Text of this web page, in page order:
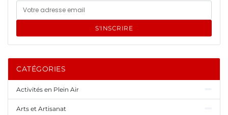
S'INSCRIRE
CATÉGORIES
Activités en Plein Air
Arts et Artisanat